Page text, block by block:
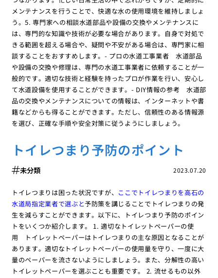
メンテナンスを行うことで、快適な水の使用環境を維持しましょ
う。5. 専門家への相談水道部品や設備の交換やメンテナンスに
は、専門的な知識や技術が必要な場合があります。自身で対処で
きる範囲を超える場合や、疑問や不安がある場合は、専門家に相
談することをおすすめします。- プロの水道工事業者 水道部品
や設備の交換や修理は、専門の水道工事業者に依頼することが一
般的です。適切な技術と経験を持ったプロが作業を行い、安心し
て水道設備を使用することができます。- DIY情報の参考 水道部
品の交換やメンテナンスについての情報は、インターネットや書
籍などからも得ることができます。ただし、信頼性のある情報源
を選び、正確な手順や安全対策に従うようにしましょう。
トイレつまり予防のポイント
2023.07.20
未分類
トイレつまりは困った状況ですが、 ここでトイレつまりを高石の
水道局指定業者で選ぶと予防策を講じることでトイレつまりの発
生を減らすことができます。以下に、トイレつまり予防のポイン
トをいくつか紹介します。 1. 適切なトイレットペーパーの使
用 トイレットペーパーはトイレつまりの主な原因となることが
あります。適切なトイレットペーパーの使用量を守り、一度に大
量のペーパーを流さないようにしましょう。また、分解性の高い
トイレットペーパーを選ぶことも重要です。 2. 流せるもの以外